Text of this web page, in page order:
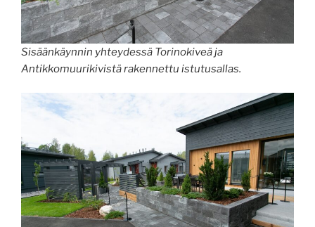
Sisäänkäynnin yhteydessä Torinokiveä ja
Antikkomuurikivistä rakennettu istutusallas.